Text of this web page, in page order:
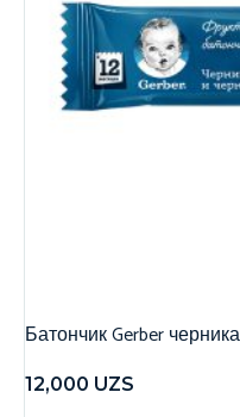
Батончик Gerber
12,000 UZS